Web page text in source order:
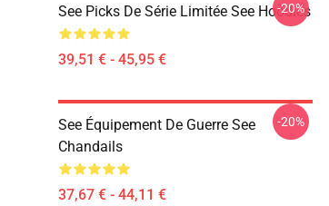
See Picks De Série Limitée See Hoodies
39,51 € - 45,95 €
-20%
See Équipement De Guerre See
Chandails
37,67 € - 44,11 €
-20%